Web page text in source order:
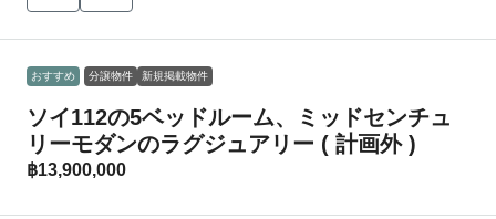
おすすめ 分譲物件 新規掲載物件
ソイ112の5ベッドルーム、ミッドセンチュ
リーモダンのラグジュアリー ( 計画外 )
฿13,900,000